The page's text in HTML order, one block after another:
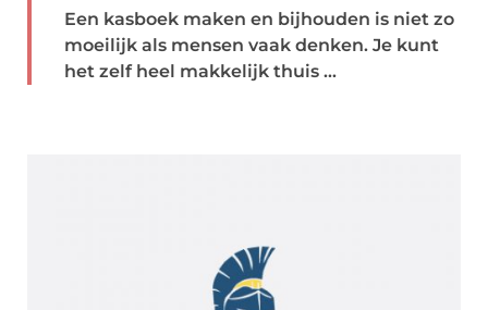
Een kasboek maken en bijhouden is niet zo
moeilijk als mensen vaak denken. Je kunt
het zelf heel makkelijk thuis ...